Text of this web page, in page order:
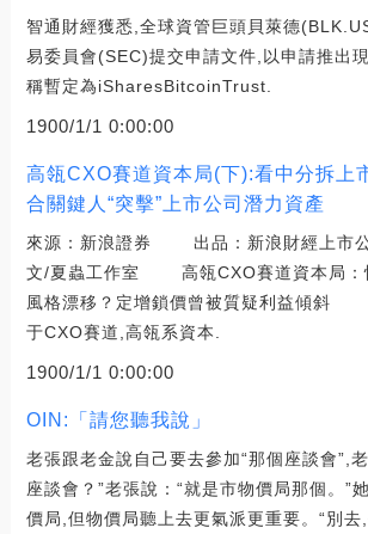
智通財經獲悉,全球資管巨頭貝萊德
易委員會(SEC)提交申請文件,以申請推出
稱暫定為iSharesBitcoinTrust.
1900/1/1 0:00:00
高瓴CXO賽道資本局(下):看中分拆上
合關鍵人“突擊”上市公司潛力資產
來源：新浪證券 出品：新浪財經上
文/夏蟲工作室 高瓴CXO賽道資本局：
風格漂移？定增鎖價曾被質疑利益傾
于CXO賽道,高瓴系資本.
1900/1/1 0:00:00
OIN:「請您聽我說」
老張跟老金說自己要去參加“那個座談會”,
座談會？”老張說：“就是市物價局那個。”
價局,但物價局聽上去更氣派更重要。“別去,